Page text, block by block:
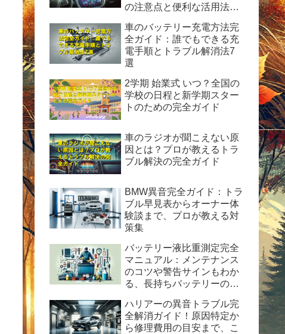
の注意点と便利な活用法を
車のバッテリー充電方法完
全ガイド：誰でもできる充
電手順とトラブル解消法7
選
2学期 始業式 いつ？全国の
学校の日程と新学期スター
トのための完全ガイド
車のラジオが聞こえない原
因とは？プロが教えるトラ
ブル解決の完全ガイド
BMW異音完全ガイド：トラ
ブル早見表からオーナー体
験談まで、プロが教える対
策集
バッテリー液比重測定完全
マニュアル：メンテナンス
のコツや警告サインもわか
る、長持ちバッテリーの秘
ハリアーの異音トラブル完
全解消ガイド！原因特定か
ら修理費用の目安まで、こ